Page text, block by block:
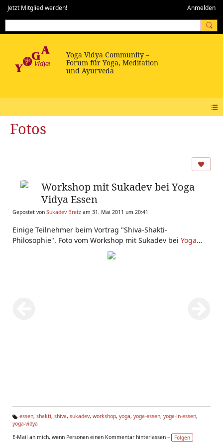
Jetzt Mitglied werden! Anmelden
Fotos
Workshop mit Sukadev bei Yoga
Vidya Essen
Gepostet von Sukadev Bretz am 31. Mai 2011 um 20:41
Einige Teilnehmer beim Vortrag "Shiva-Shakti-
Philosophie". Foto vom Workshop mit Sukadev bei Yoga
Ta
s:
essen, shakti, shiva, sukadev, workshop, yoga, yoga-essen, yoga-in-essen,
yoga-vidya
E-Mail an mich, wenn Personen einen Kommentar hinterlassen –
Folgen